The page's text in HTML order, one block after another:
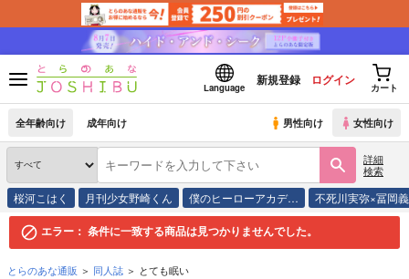
Language
新規登録 ログイン
カート
全年齢向け 成年向け 男性向け 女性向け
詳細
検索
桜河こはく 月刊少女野崎くん 僕のヒーローアカデ… 不死川実弥×冨岡
エラー： 条件に一致する商品は見つかりませんでした。
とらのあな通販 同人誌 とても眠い